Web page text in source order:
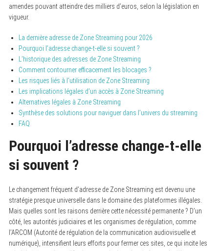
amendes pouvant atteindre des milliers d’euros, selon la législation en
vigueur.
La dernière adresse de Zone Streaming pour 2026
Pourquoi l’adresse change-t-elle si souvent ?
L’historique des adresses de Zone Streaming
Comment contourner efficacement les blocages ?
Les risques liés à l’utilisation de Zone Streaming
Les implications légales d’un accès à Zone Streaming
Alternatives légales à Zone Streaming
Synthèse des solutions pour naviguer dans l’univers du streaming
FAQ
Pourquoi l’adresse change-t-elle
si souvent ?
Le changement fréquent d’adresse de Zone Streaming est devenu une
stratégie presque universelle dans le domaine des plateformes illégales.
Mais quelles sont les raisons derrière cette nécessité permanente ? D’un
côté, les autorités judiciaires et les organismes de régulation, comme
l’ARCOM (Autorité de régulation de la communication audiovisuelle et
numérique), intensifient leurs efforts pour fermer ces sites, ce qui incite les